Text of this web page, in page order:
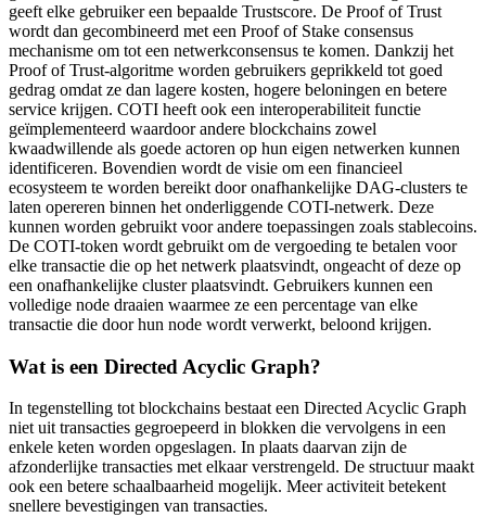
geeft elke gebruiker een bepaalde Trustscore. De Proof of Trust
wordt dan gecombineerd met een Proof of Stake consensus
mechanisme om tot een netwerkconsensus te komen. Dankzij het
Proof of Trust-algoritme worden gebruikers geprikkeld tot goed
gedrag omdat ze dan lagere kosten, hogere beloningen en betere
service krijgen. COTI heeft ook een interoperabiliteit functie
geïmplementeerd waardoor andere blockchains zowel
kwaadwillende als goede actoren op hun eigen netwerken kunnen
identificeren. Bovendien wordt de visie om een financieel
ecosysteem te worden bereikt door onafhankelijke DAG-clusters te
laten opereren binnen het onderliggende COTI-netwerk. Deze
kunnen worden gebruikt voor andere toepassingen zoals stablecoins.
De COTI-token wordt gebruikt om de vergoeding te betalen voor
elke transactie die op het netwerk plaatsvindt, ongeacht of deze op
een onafhankelijke cluster plaatsvindt. Gebruikers kunnen een
volledige node draaien waarmee ze een percentage van elke
transactie die door hun node wordt verwerkt, beloond krijgen.
Wat is een Directed Acyclic Graph?
In tegenstelling tot blockchains bestaat een Directed Acyclic Graph
niet uit transacties gegroepeerd in blokken die vervolgens in een
enkele keten worden opgeslagen. In plaats daarvan zijn de
afzonderlijke transacties met elkaar verstrengeld. De structuur maakt
ook een betere schaalbaarheid mogelijk. Meer activiteit betekent
snellere bevestigingen van transacties.